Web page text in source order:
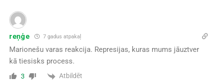
reņģe 7 gadus atpakaļ
Marionešu varas reakcija. Represijas, kuras mums jāuztver
kā tiesisks process.
3 Atbildēt